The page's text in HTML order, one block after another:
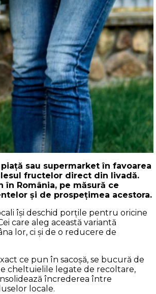
sau supermarket în favoarea
fructelor direct din livadă.
România, pe măsură ce
și de prospețimea acestora.
își deschid porțile pentru oricine
care aleg această variantă
lor, ci și de o reducere de
ce pun în sacoșă, se bucură de
cheltuielile legate de recoltare,
încrederea între
locale.